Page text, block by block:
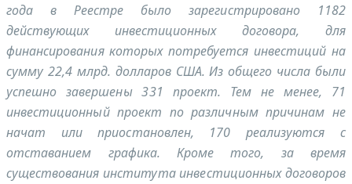
года в Реестре было зарегистрировано 1182
действующих инвестиционных договора, для
финансирования которых потребуется инвестиций на
сумму 22,4 млрд. долларов США. Из общего числа были
успешно завершены 331 проект. Тем не менее, 71
инвестиционный проект по различным причинам не
начат или приостановлен, 170 реализуются с
отставанием графика. Кроме того, за время
существования института инвестиционных договоров